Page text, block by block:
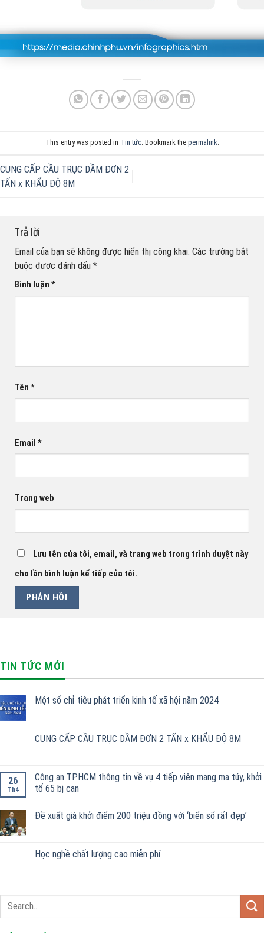
This entry was posted in Tin tức. Bookmark the permalink.
CUNG CẤP CẦU TRỤC DẦM ĐƠN 2
TẤN x KHẨU ĐỘ 8M
Trả lời
Email của bạn sẽ không được hiển thị công khai. Các trường bắt
buộc được đánh dấu *
Bình luận *
Tên *
Email *
Trang web
Lưu tên của tôi, email, và trang web trong trình duyệt này
cho lần bình luận kế tiếp của tôi.
TIN TỨC MỚI
Một số chỉ tiêu phát triển kinh tế xã hội năm 2024
CUNG CẤP CẦU TRỤC DẦM ĐƠN 2 TẤN x KHẨU ĐỘ 8M
26
Th4
Công an TPHCM thông tin về vụ 4 tiếp viên mang ma túy, khởi
tố 65 bị can
Đề xuất giá khởi điểm 200 triệu đồng với ‘biển số rất đẹp’
Học nghề chất lượng cao miễn phí